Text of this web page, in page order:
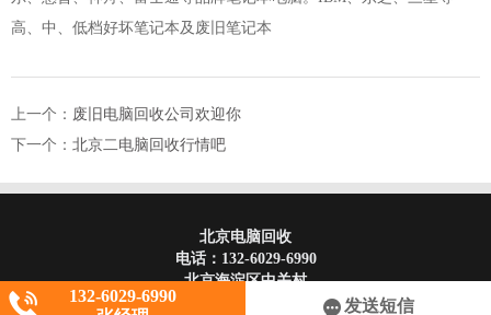
高、中、低档好坏笔记本及废旧笔记本
上一个： 废旧电脑回收公司欢迎你
下一个： 北京二电脑回收行情吧
北京电脑回收
电话： 132-6029-6990
北京海淀区中关村
132-6029-6990
发送短信